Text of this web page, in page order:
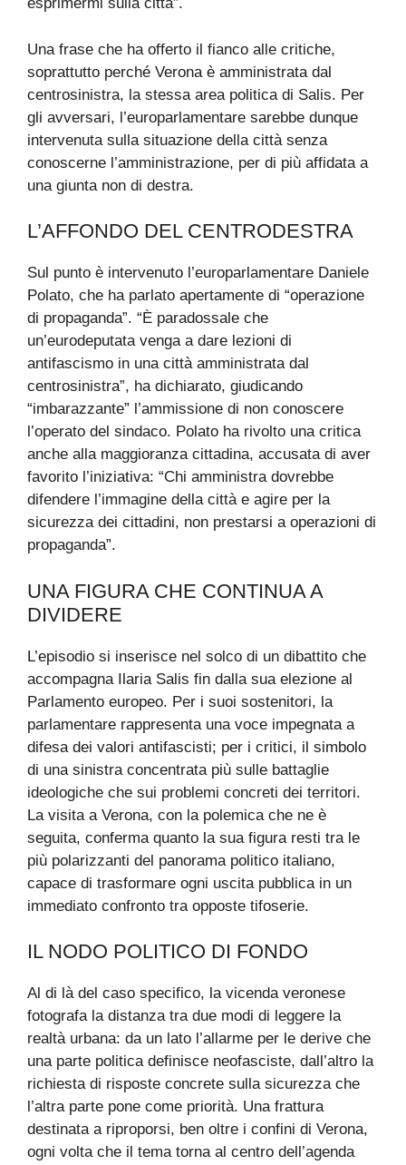
esprimermi sulla città”.
Una frase che ha offerto il fianco alle critiche,
soprattutto perché Verona è amministrata dal
centrosinistra, la stessa area politica di Salis. Per
gli avversari, l’europarlamentare sarebbe dunque
intervenuta sulla situazione della città senza
conoscerne l’amministrazione, per di più affidata a
una giunta non di destra.
L’AFFONDO DEL CENTRODESTRA
Sul punto è intervenuto l’europarlamentare Daniele
Polato, che ha parlato apertamente di “operazione
di propaganda”. “È paradossale che
un’eurodeputata venga a dare lezioni di
antifascismo in una città amministrata dal
centrosinistra”, ha dichiarato, giudicando
“imbarazzante” l’ammissione di non conoscere
l’operato del sindaco. Polato ha rivolto una critica
anche alla maggioranza cittadina, accusata di aver
favorito l’iniziativa: “Chi amministra dovrebbe
difendere l’immagine della città e agire per la
sicurezza dei cittadini, non prestarsi a operazioni di
propaganda”.
UNA FIGURA CHE CONTINUA A
DIVIDERE
L’episodio si inserisce nel solco di un dibattito che
accompagna Ilaria Salis fin dalla sua elezione al
Parlamento europeo. Per i suoi sostenitori, la
parlamentare rappresenta una voce impegnata a
difesa dei valori antifascisti; per i critici, il simbolo
di una sinistra concentrata più sulle battaglie
ideologiche che sui problemi concreti dei territori.
La visita a Verona, con la polemica che ne è
seguita, conferma quanto la sua figura resti tra le
più polarizzanti del panorama politico italiano,
capace di trasformare ogni uscita pubblica in un
immediato confronto tra opposte tifoserie.
IL NODO POLITICO DI FONDO
Al di là del caso specifico, la vicenda veronese
fotografa la distanza tra due modi di leggere la
realtà urbana: da un lato l’allarme per le derive che
una parte politica definisce neofasciste, dall’altro la
richiesta di risposte concrete sulla sicurezza che
l’altra parte pone come priorità. Una frattura
destinata a riproporsi, ben oltre i confini di Verona,
ogni volta che il tema torna al centro dell’agenda